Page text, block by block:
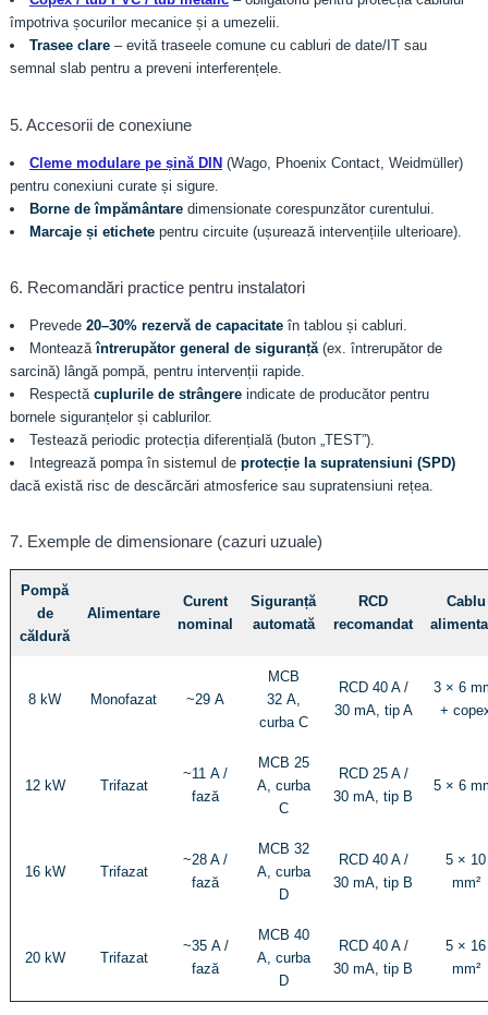
împotriva șocurilor mecanice și a umezelii.
Trasee clare – evită traseele comune cu cabluri de date/IT sau
semnal slab pentru a preveni interferențele.
5. Accesorii de conexiune
Cleme modulare pe șină DIN (Wago, Phoenix Contact, Weidmüller)
pentru conexiuni curate și sigure.
Borne de împământare dimensionate corespunzător curentului.
Marcaje și etichete pentru circuite (ușurează intervențiile ulterioare).
6. Recomandări practice pentru instalatori
Prevede 20–30% rezervă de capacitate în tablou și cabluri.
Monteazăîntrerupător general de siguranță(ex. întrerupător de
sarcină) lângă pompă, pentru intervenții rapide.
Respectă cuplurile de strângere indicate de producător pentru
bornele siguranțelor și cablurilor.
Testează periodic protecția diferențială (buton „TEST”).
Integrează pompa în sistemul de protecție la supratensiuni (SPD)
dacă există risc de descărcări atmosferice sau supratensiuni rețea.
7. Exemple de dimensionare (cazuri uzuale)
Pompă
de
căldură
Alimentare
Curent
nominal
Siguranță
automată
RCD
recomandat
Cablu
8 kW Monofazat ~29 A
MCB
32 A,
curba C
RCD 40 A /
30 mA, tip A
3 × 6
+
12 kW Trifazat
~11 A /
fază
MCB 25
A, curba
C
RCD 25 A /
30 mA, tip B
5 × 6
16 kW Trifazat
~28 A /
fază
MCB 32
A, curba
D
RCD 40 A /
30 mA, tip B
5 × 10
mm²
20 kW Trifazat
~35 A /
fază
MCB 40
A, curba
D
RCD 40 A /
30 mA, tip B
5 × 16
mm²